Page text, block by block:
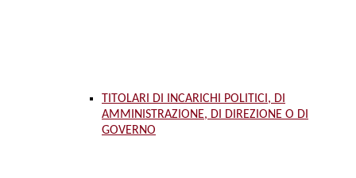
TITOLARI DI INCARICHI POLITICI, DI
AMMINISTRAZIONE, DI DIREZIONE O DI
GOVERNO